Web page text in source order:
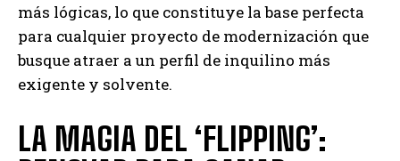
más lógicas, lo que constituye la base perfecta
para cualquier proyecto de modernización que
busque atraer a un perfil de inquilino más
exigente y solvente.
LA MAGIA DEL ‘FLIPPING’: